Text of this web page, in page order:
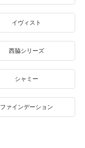
イヴィスト
西脇シリーズ
シャミー
ファインデーション